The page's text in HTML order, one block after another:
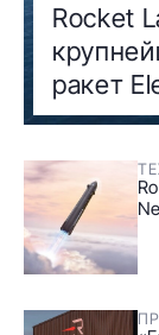
Rocket
ракет